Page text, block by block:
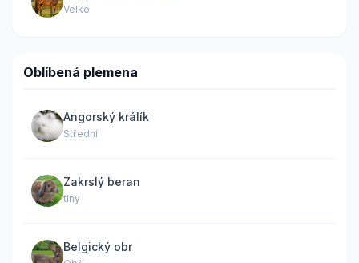
Velké
Oblíbená plemena
Angorský králík
Střední
Zakrslý beran
tiny
Belgický obr